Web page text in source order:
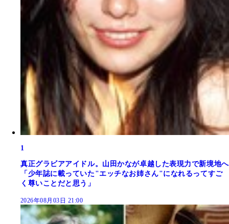
1
真正グラビアアイドル。山田かなが卓越した表現力で新境地へ
「少年誌に載っていた"エッチなお姉さん"になれるってすご
く尊いことだと思う」
2026年08月03日 21:00